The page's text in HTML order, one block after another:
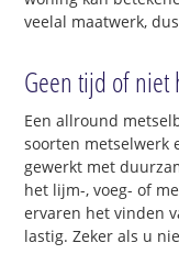
veelal maatwerk,
Geen tijd of niet
Een allround
soorten metselwerk
gewerkt met
het lijm-, voeg- of
ervaren het vinden
lastig. Zeker als u